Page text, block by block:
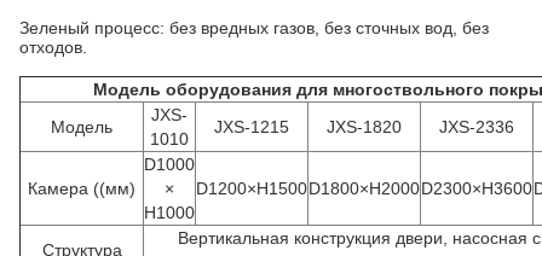
Зеленый процесс: без вредных газов, без сточных вод, без
отходов.
Модель оборудования для многоствольного
Модель
JXS-
1010
JXS-1215 JXS-1820 JXS-2336
Камера ((мм)
D1000
×
H1000
D1200×H1500D1800×H2000D2300×H3600
Структура
Вертикальная конструкция двери, насосная